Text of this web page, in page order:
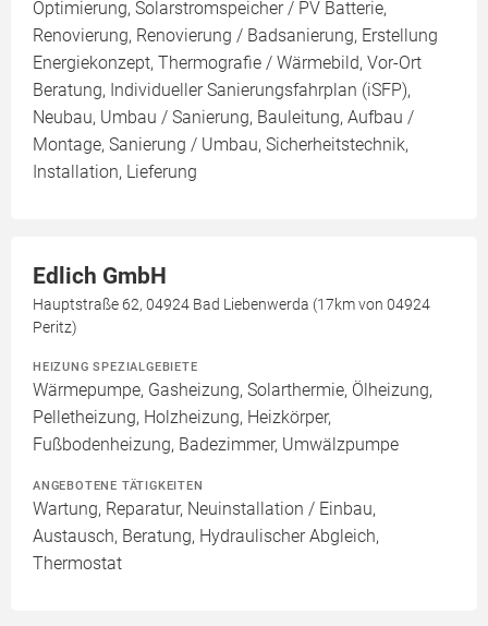
Optimierung, Solarstromspeicher / PV Batterie,
Renovierung, Renovierung / Badsanierung, Erstellung
Energiekonzept, Thermografie / Wärmebild, Vor-Ort
Beratung, Individueller Sanierungsfahrplan (iSFP),
Neubau, Umbau / Sanierung, Bauleitung, Aufbau /
Montage, Sanierung / Umbau, Sicherheitstechnik,
Installation, Lieferung
Edlich GmbH
Hauptstraße 62, 04924 Bad Liebenwerda (17km von 04924
Peritz)
HEIZUNG SPEZIALGEBIETE
Wärmepumpe, Gasheizung, Solarthermie, Ölheizung,
Pelletheizung, Holzheizung, Heizkörper,
Fußbodenheizung, Badezimmer, Umwälzpumpe
ANGEBOTENE TÄTIGKEITEN
Wartung, Reparatur, Neuinstallation / Einbau,
Austausch, Beratung, Hydraulischer Abgleich,
Thermostat